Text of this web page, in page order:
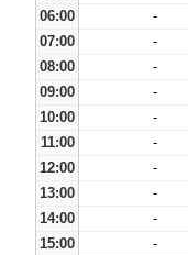
06:00
-
07:00
-
08:00
-
09:00
-
10:00
-
11:00
-
12:00
-
13:00
-
14:00
-
15:00
-